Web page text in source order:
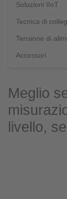
Soluzioni IIoT
Tecnica di
Tensione di
Accessori
Meglio
livello,